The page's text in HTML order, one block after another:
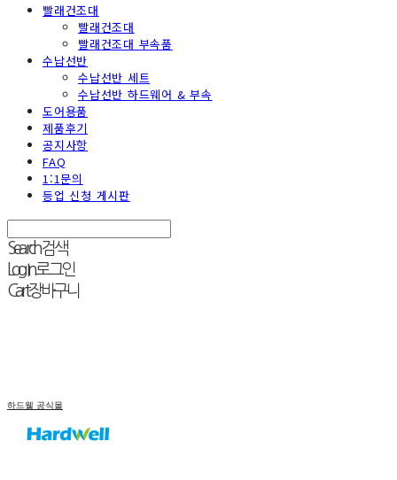
빨래건조대
빨래건조대
빨래건조대 부속품
수납선반
수납선반 세트
수납선반 하드웨어 & 부속
도어용품
제품후기
공지사항
FAQ
1:1문의
등업 신청 게시판
Search검색
Log In로그인
Cart장바구니
하드웰 공식몰